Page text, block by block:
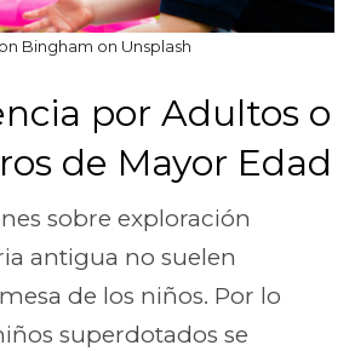
Bingham on Unsplash
por Adultos o
de Mayor Edad
sobre exploración
antigua no suelen
de los niños. Por lo
superdotados se